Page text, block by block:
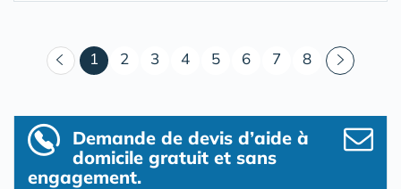
1 (courant)
2 3 4 5 6 7 8
Demande de devis d’aide à
domicile gratuit et sans
engagement.